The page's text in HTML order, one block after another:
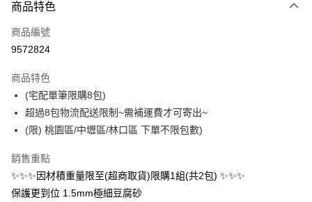
信用卡一次付款
超商取貨付款
Apple Pay
街口支付
Google Pay
ATM付款
商品特色
商品編號
9572824
商品特色
(宅配單筆限購8包)
超過8包物流配送限制~需補運費才可寄出~
(限) 桃園區/中壢區/林口區 下單不限包數)
銷售重點
✨✨✨因材積重量限至(超商取貨)限購1組(共2包) ✨✨✨
保護更到位 1.5mm極細豆腐砂